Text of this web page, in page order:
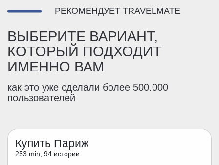
РЕКОМЕНДУЕТ TRAVELMATE
ВЫБЕРИТЕ ВАРИАНТ,
КОТОРЫЙ ПОДХОДИТ
ИМЕННО ВАМ
как это уже сделали более 500.000
пользователей
Купить Париж
253 min, 94 истории